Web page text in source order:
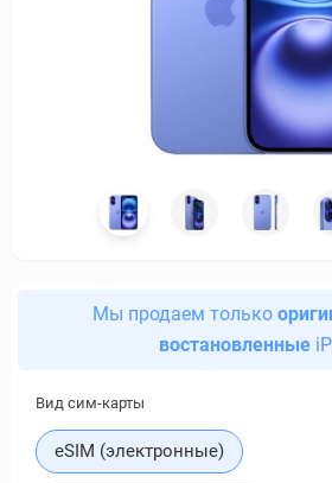
Мы продаем только
востановленные
Вид сим-карты
eSIM (электронные)